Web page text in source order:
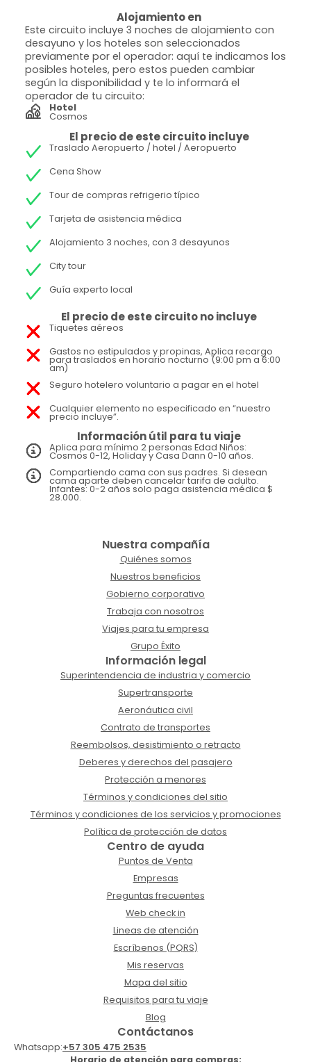
Alojamiento en
Este circuito incluye 3 noches de alojamiento con
desayuno y los hoteles son seleccionados
previamente por el operador: aquí te indicamos los
posibles hoteles, pero estos pueden cambiar
según la disponibilidad y te lo informará el
operador de tu circuito:
Hotel
Cosmos
El precio de este circuito incluye
Traslado Aeropuerto / hotel / Aeropuerto
Cena Show
Tour de compras refrigerio típico
Tarjeta de asistencia médica
Alojamiento 3 noches, con 3 desayunos
City tour
Guía experto local
El precio de este circuito no incluye
Tiquetes aéreos
Gastos no estipulados y propinas, Aplica recargo
para traslados en horario nocturno (9:00 pm a 6:00
am)
Seguro hotelero voluntario a pagar en el hotel
Cualquier elemento no especificado en “nuestro
precio incluye”.
Información útil para tu viaje
Aplica para mínimo 2 personas Edad Niños:
Cosmos 0-12, Holiday y Casa Dann 0-10 años.
Compartiendo cama con sus padres. Si desean
cama aparte deben cancelar tarifa de adulto.
Infantes: 0-2 años solo paga asistencia médica $
28.000.
Nuestra compañía
Quiénes somos
Nuestros beneficios
Gobierno corporativo
Trabaja con nosotros
Viajes para tu empresa
Grupo Éxito
Información legal
Superintendencia de industria y comercio
Supertransporte
Aeronáutica civil
Contrato de transportes
Reembolsos, desistimiento o retracto
Deberes y derechos del pasajero
Protección a menores
Términos y condiciones del sitio
Términos y condiciones de los servicios y promociones
Política de protección de datos
Centro de ayuda
Puntos de Venta
Empresas
Preguntas frecuentes
Web check in
Lineas de atención
Escríbenos (PQRS)
Mis reservas
Mapa del sitio
Requisitos para tu viaje
Blog
Contáctanos
Whatsapp:+57 305 475 2535
Horario de atención para compras: